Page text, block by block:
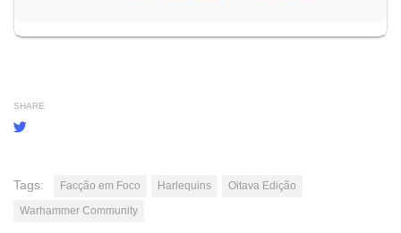
SHARE
Tags: Facção em Foco Harlequins
Oitava Edição
Warhammer Community